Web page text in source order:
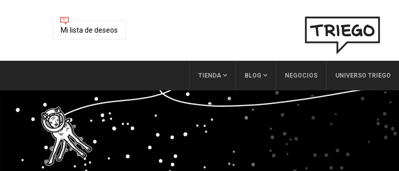
Mi lista de deseos
TIENDA BLOG NEGOCIOS UNIVERSO TRIEGO